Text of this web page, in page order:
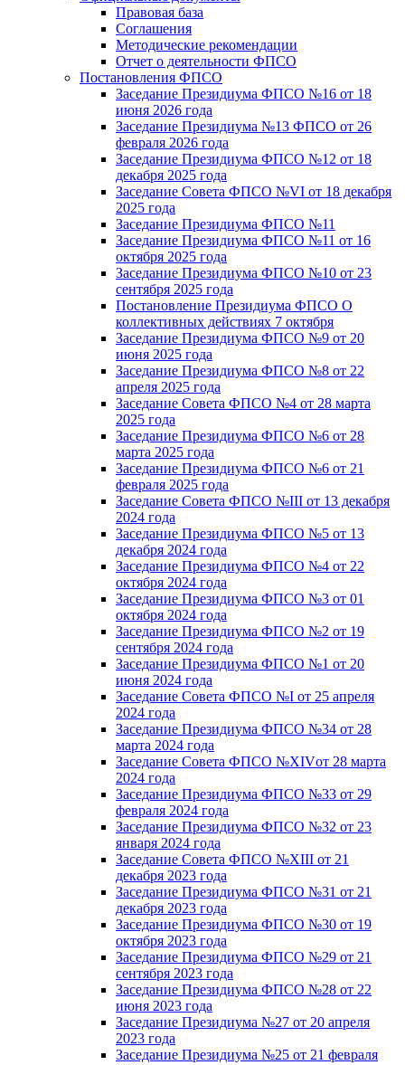
Правовая база
Соглашения
Методические рекомендации
Отчет о деятельности ФПСО
Постановления ФПСО
Заседание Президиума ФПСО №16 от 18
июня 2026 года
Заседание Президиума №13 ФПСО от 26
февраля 2026 года
Заседание Президиума ФПСО №12 от 18
декабря 2025 года
Заседание Совета ФПСО №VI от 18 декабря
2025 года
Заседание Президиума ФПСО №11
Заседание Президиума ФПСО №11 от 16
октября 2025 года
Заседание Президиума ФПСО №10 от 23
сентября 2025 года
Постановление Президиума ФПСО О
коллективных действиях 7 октября
Заседание Президиума ФПСО №9 от 20
июня 2025 года
Заседание Президиума ФПСО №8 от 22
апреля 2025 года
Заседание Совета ФПСО №4 от 28 марта
2025 года
Заседание Президиума ФПСО №6 от 28
марта 2025 года
Заседание Президиума ФПСО №6 от 21
февраля 2025 года
Заседание Совета ФПСО №III от 13 декабря
2024 года
Заседание Президиума ФПСО №5 от 13
декабря 2024 года
Заседание Президиума ФПСО №4 от 22
октября 2024 года
Заседание Президиума ФПСО №3 от 01
октября 2024 года
Заседание Президиума ФПСО №2 от 19
сентября 2024 года
Заседание Президиума ФПСО №1 от 20
июня 2024 года
Заседание Совета ФПСО №I от 25 апреля
2024 года
Заседание Президиума ФПСО №34 от 28
марта 2024 года
Заседание Совета ФПСО №XIVот 28 марта
2024 года
Заседание Президиума ФПСО №33 от 29
февраля 2024 года
Заседание Президиума ФПСО №32 от 23
января 2024 года
Заседание Совета ФПСО №XIII от 21
декабря 2023 года
Заседание Президиума ФПСО №31 от 21
декабря 2023 года
Заседание Президиума ФПСО №30 от 19
октября 2023 года
Заседание Президиума ФПСО №29 от 21
сентября 2023 года
Заседание Президиума ФПСО №28 от 22
июня 2023 года
Заседание Президиума №27 от 20 апреля
2023 года
Заседание Президиума №25 от 21 февраля